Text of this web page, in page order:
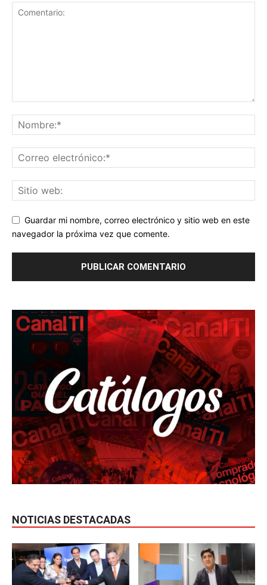
Guardar mi nombre, correo electrónico y sitio web en este
navegador la próxima vez que comente.
NOTICIAS DESTACADAS